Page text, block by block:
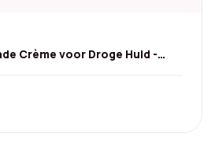
Crème voor Droge Huid -